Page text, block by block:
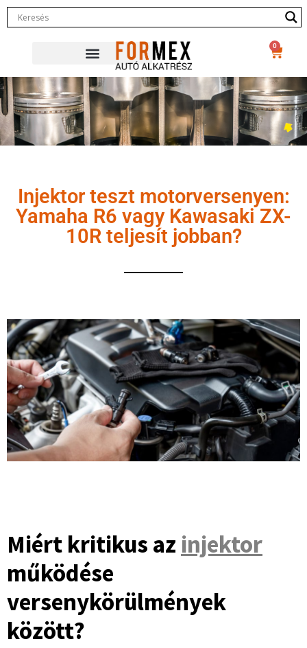
0
Injektor teszt motorversenyen:
Yamaha R6 vagy Kawasaki ZX-
10R teljesít jobban?
Miért kritikus az injektor
működése
versenykörülmények
között?